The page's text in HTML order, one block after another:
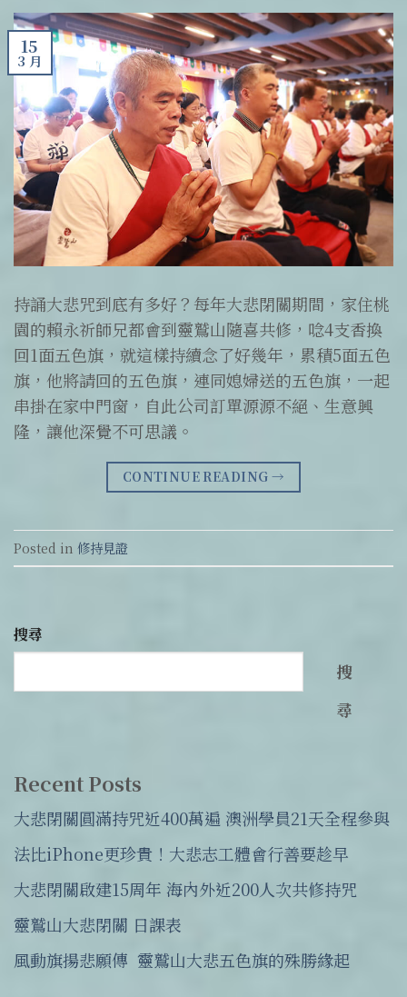
15
3 月
持誦大悲咒到底有多好？每年大悲閉關期間，家住桃
園的賴永祈師兄都會到靈鷲山隨喜共修，唸4支香換
回1面五色旗，就這樣持續念了好幾年，累積5面五色
旗，他將請回的五色旗，連同媳婦送的五色旗，一起
串掛在家中門窗，自此公司訂單源源不絕、生意興
隆，讓他深覺不可思議。
CONTINUE READING →
Posted in 修持見證
搜尋
搜
尋
Recent Posts
大悲閉關圓滿持咒近400萬遍 澳洲學員21天全程參與
法比iPhone更珍貴！大悲志工體會行善要趁早
大悲閉關啟建15周年 海內外近200人次共修持咒
靈鷲山大悲閉關 日課表
風動旗揚悲願傳 靈鷲山大悲五色旗的殊勝緣起